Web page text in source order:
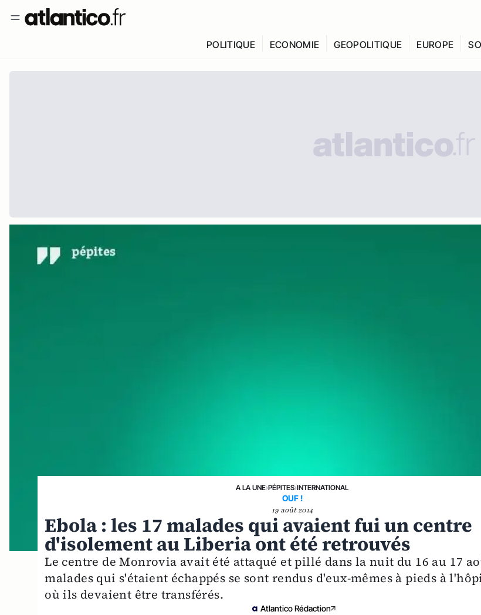
POLITIQUE ECONOMIE GEOPOLITIQUE EUROPE
A LA UNE›PÉPITES›INTERNATIONAL
OUF !
19 août 2014
Ebola : les 17 malades qui avaient fui un centre
d'isolement au Liberia ont été retrouvés
Le centre de Monrovia avait été attaqué et pillé dans la nuit du 16 au 17
malades qui s'étaient échappés se sont rendus d'eux-mêmes à pieds à
où ils devaient être transférés.
Atlantico Rédaction